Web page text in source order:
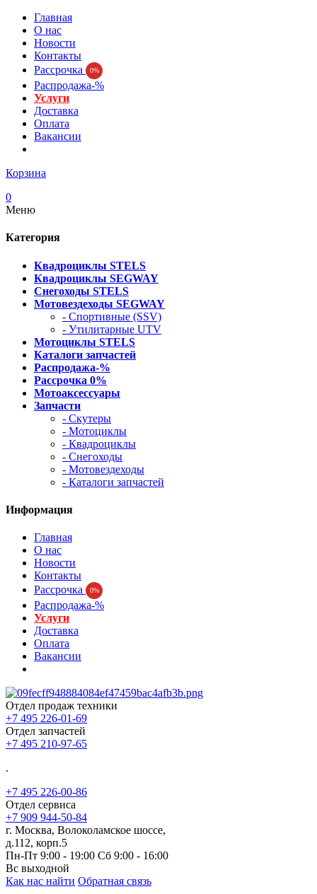
Главная
О нас
Новости
Контакты
Рассрочка
0%
Распродажа-%
Услуги
Доставка
Оплата
Вакансии
Корзина
0
Меню
Категория
Квадроциклы STELS
Квадроциклы SEGWAY
Снегоходы STELS
Мотовездеходы SEGWAY
- Спортивные (SSV)
- Утилитарные UTV
Мотоциклы STELS
Каталоги запчастей
Распродажа-%
Рассрочка 0%
Мотоаксессуары
Запчасти
- Скутеры
- Мотоциклы
- Квадроциклы
- Снегоходы
- Мотовездеходы
- Каталоги запчастей
Информация
Главная
О нас
Новости
Контакты
Рассрочка
0%
Распродажа-%
Услуги
Доставка
Оплата
Вакансии
Отдел продаж техники
+7 495 226-01-69
Отдел запчастей
+7 495 210-97-65
.
+7 495 226-00-86
Отдел сервиса
+7 909 944-50-84
г. Москва, Волоколамское шоссе,
д.112, корп.5
Пн-Пт 9:00 - 19:00 Сб 9:00 - 16:00
Вс выходной
Как нас найти Обратная связь